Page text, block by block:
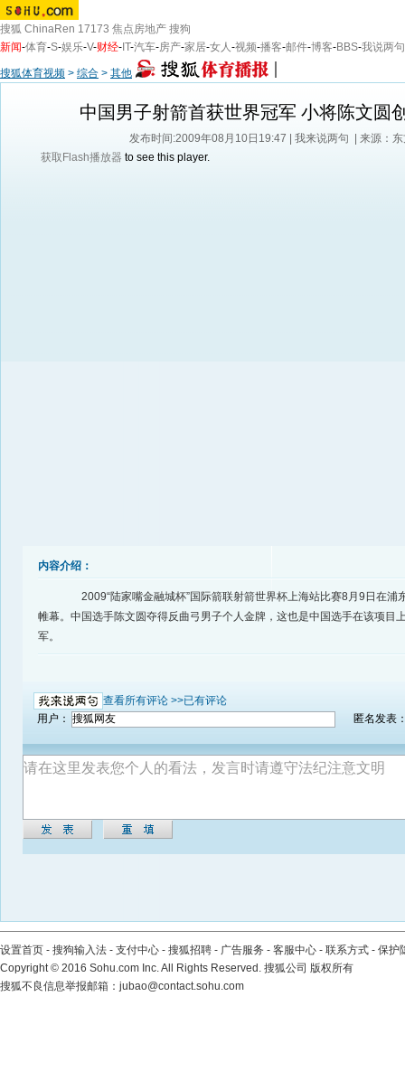
搜狐 ChinaRen 17173 焦点房地产 搜狗
新闻-体育-S-娱乐-V-财经- IT-汽车-房产-家居-女人-视频-播客-邮件-博客-BBS-我说两句
搜狐体育视频 > 综合 > 其他
中国男子射箭首获世界冠军 小将陈文圆
发布时间:2009年08月10日19:47 | 我来说两句
| 来源：
获取Flash播放器 to see this player.
内容介绍：
2009“陆家嘴金融城杯”国际箭联射箭世界杯上海站比赛8月9日在浦
帷幕。中国选手陈文圆夺得反曲弓男子个人金牌，这也是中国选手在该项目
军。
查看所有评论 >>已有评论
用户：
匿名发表
设置首页 - 搜狗输入法 - 支付中心 - 搜狐招聘 - 广告服务 - 客服中心 - 联系方式 - 保护
Copyright© 2016 Sohu.com Inc. All Rights Reserved. 搜狐公司 版权所有
搜狐不良信息举报邮箱： jubao@contact.sohu.com